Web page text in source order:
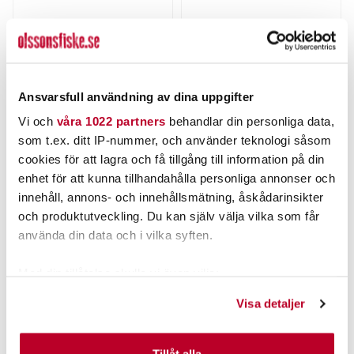
Ansvarsfull användning av dina uppgifter
Vi och våra 1022 partners behandlar din personliga data,
som t.ex. ditt IP-nummer, och använder teknologi såsom
cookies för att lagra och få tillgång till information på din
enhet för att kunna tillhandahålla personliga annonser och
innehåll, annons- och innehållsmätning, åskådarinsikter
och produktutveckling. Du kan själv välja vilka som får
använda din data och i vilka syften.
Identifiera din enhet genom att aktivt skanna den för
Visa detaljer
ABU GARCIA
Nuvarande pris:
89,00 kr
119,00 kr
89,00 kr
119,00 kr
FLER ÄN 6 ST KVAR
LÄGG I VARUKORGEN
Nuvarande pris
79,00 kr
69,00 kr
79,00 kr
FLER ÄN 6 ST KVAR
LÄGG I VARUKORGEN
ANDRA TITTADE OCKSÅ PÅ